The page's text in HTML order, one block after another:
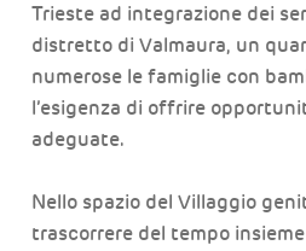
Trieste ad integrazione dei
distretto di Valmaura, un
numerose le famiglie con
l’esigenza di offrire
adeguate.
Nello spazio del Villaggio
trascorrere del tempo